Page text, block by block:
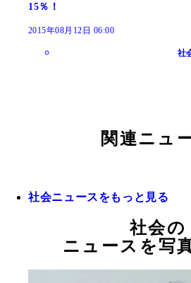
15％！
2015年08月12日 06:00
社
関連ニュ
社会ニュースをもっと見る
社会の
ニュースを写